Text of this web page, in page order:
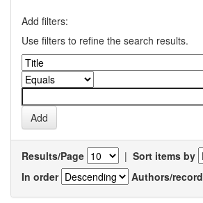
Add filters:
Use filters to refine the search results.
Results/Page | Sort items by
In order
Authors/record